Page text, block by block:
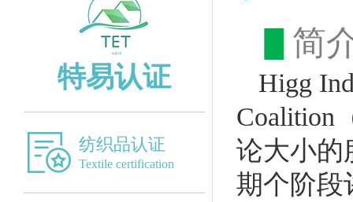
特易认证
纺织品认证
Textile certification
简
Higg
Coalition
论大小的
期个阶段